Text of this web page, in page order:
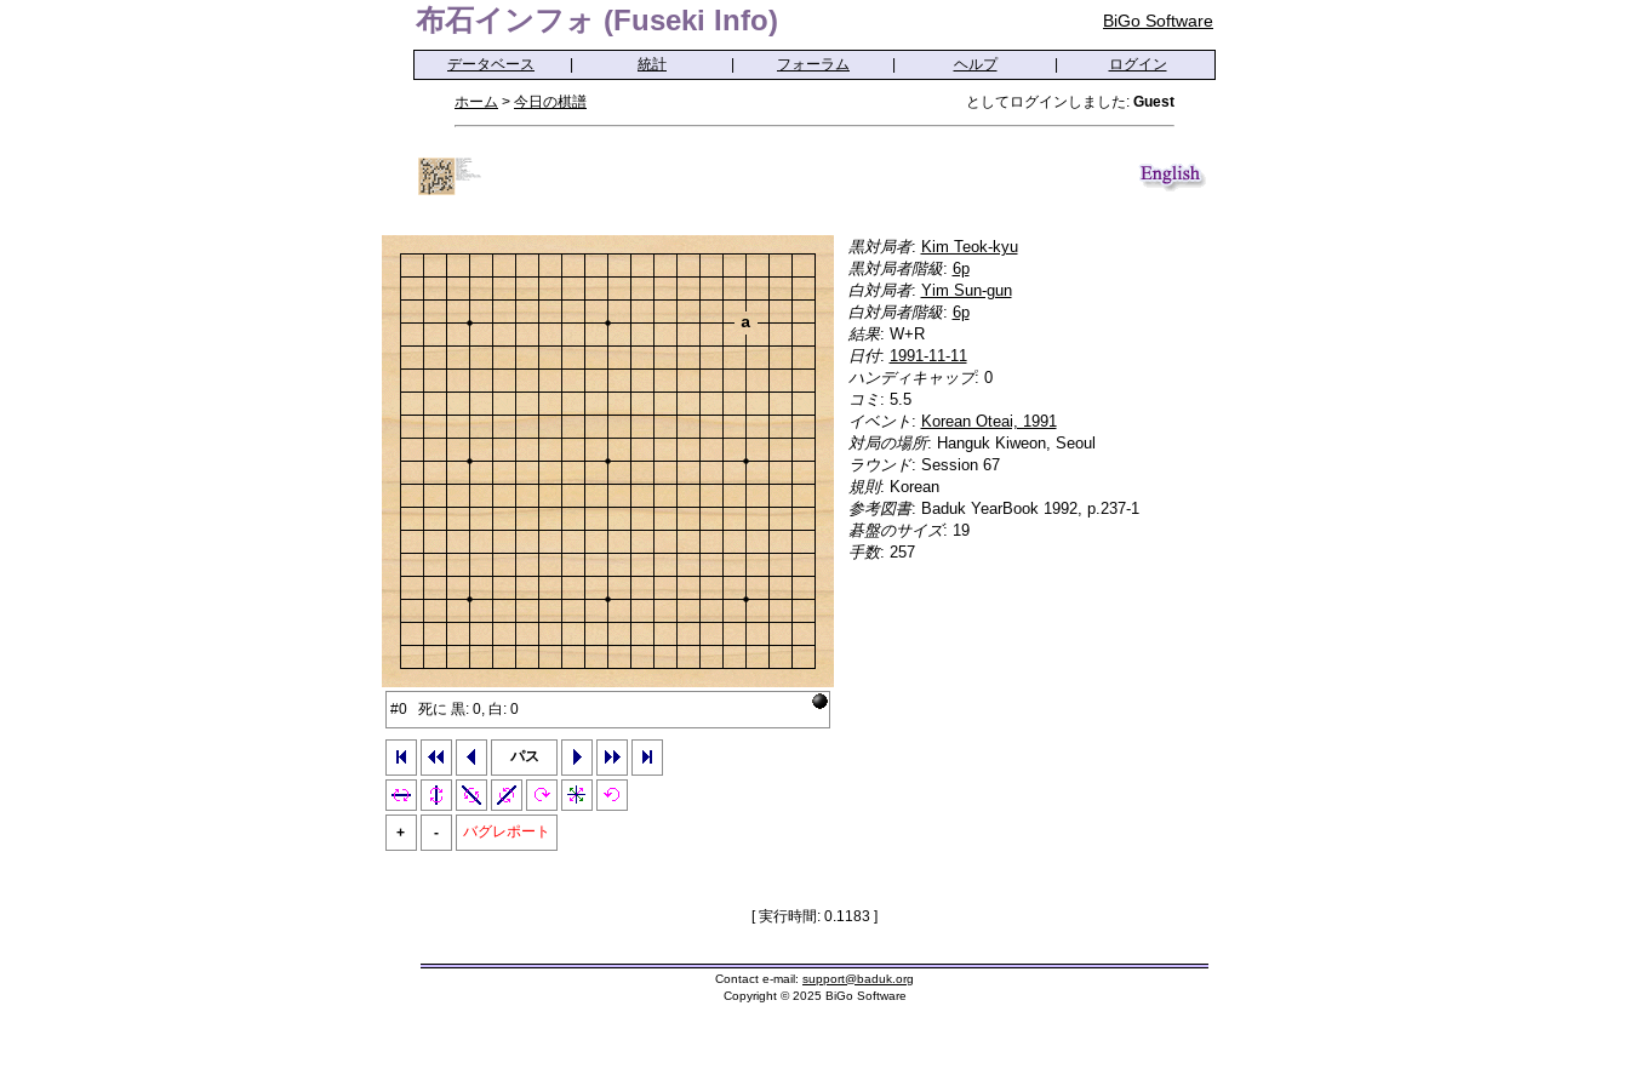
布石インフォ (Fuseki Info) BiGo Software
データベース 統計 フォーラム ヘルプ ログイン
ホーム > 今日の棋譜 としてログインしました: Guest
a
#0 死に 黒: 0, 白: 0
パス
+ - バグレポート
黒対局者: Kim Teok-kyu
黒対局者階級: 6p
白対局者: Yim Sun-gun
白対局者階級: 6p
結果: W+R
日付: 1991-11-11
ハンディキャップ: 0
コミ : 5.5
イベント : Korean Oteai, 1991
対局の場所: Hanguk Kiweon, Seoul
ラウンド: Session 67
規則: Korean
参考図書: Baduk YearBook 1992, p.237-1
碁盤のサイズ: 19
手数: 257
[ 実行時間: 0.1183 ]
Contact e-mail: support@baduk.org
Copyright © 2025 BiGo Software